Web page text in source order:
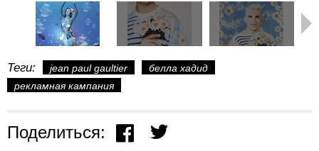
Теги: jean paul gaultier
белла хадид
рекламная кампания
Поделиться: